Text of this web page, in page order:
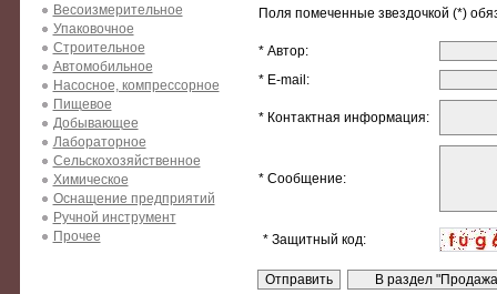
Весоизмерительное
Упаковочное
Строительное
Автомобильное
Насосное, компрессорное
Пищевое
Добывающее
Лабораторное
Сельскохозяйственное
Химическое
Оснащение предприятий
Ручной инструмент
Прочее
Поля помеченные звездочкой (*)
* Автор:
* E-mail:
* Контактная информация:
* Сообщение:
* Защитный код: